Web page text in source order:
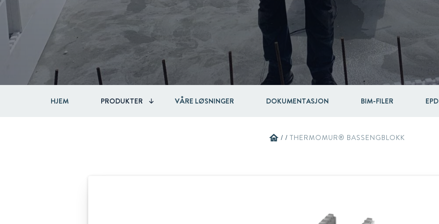
Circular
Automotive & Components
RAW
Acquisitions & investments
HJEM PRODUKTER VÅRE LØSNINGER DOKUMENTASJON BIM-FILER EPD
home / / THERMOMUR® BASSENGBLOKK